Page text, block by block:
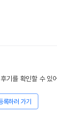
기를 확인할 수 있
록하러 가기